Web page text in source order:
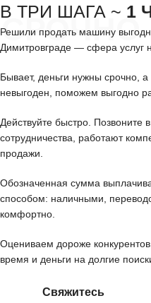
СРОЧНО
В ТРИ ШАГА ~ 1
Решили продать машину
Димитровграде — сфера услуг
Бывает, деньги нужны срочно,
невыгоден, поможем выгодно
Действуйте быстро. Позвоните
сотрудничества, работают
продажи.
Обозначенная сумма
способом: наличными,
комфортно.
Оцениваем дороже
время и деньги на долгие
Свяжитесь